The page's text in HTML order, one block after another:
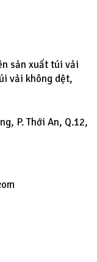
sản xuất túi vải
vải không dệt,
P. Thới An, Q.12,